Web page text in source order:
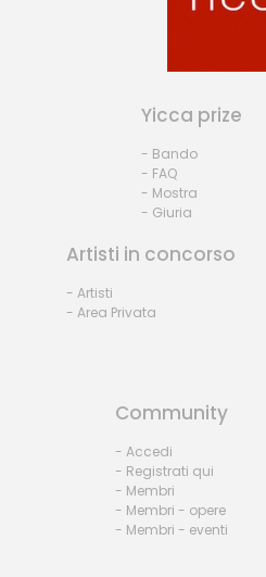
Yicca prize
- Bando
- FAQ
- Mostra
- Giuria
Artisti in concorso
- Artisti
- Area Privata
Community
- Accedi
- Registrati qui
- Membri
- Membri - opere
- Membri - eventi